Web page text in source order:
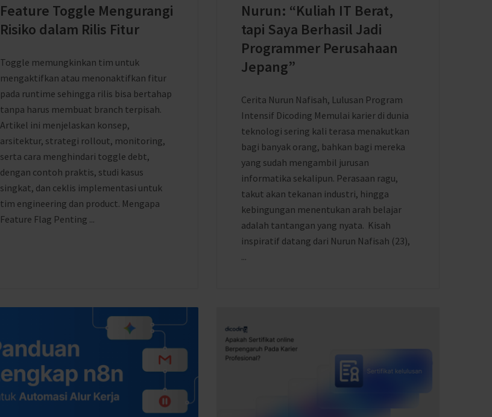
Feature Toggle Mengurangi
Risiko dalam Rilis Fitur
Toggle memungkinkan tim untuk
mengaktifkan atau menonaktifkan fitur
pada runtime sehingga rilis bisa bertahap
tanpa harus membuat branch terpisah.
Artikel ini menjelaskan konsep,
arsitektur, strategi rollout, monitoring,
serta cara menghindari toggle debt,
dengan contoh praktis, studi kasus
singkat, dan ceklis implementasi untuk
tim engineering dan product. Mengapa
Feature Flag Penting ...
Nurun: “Kuliah IT Berat,
tapi Saya Berhasil Jadi
Programmer Perusahaan
Jepang”
Cerita Nurun Nafisah, Lulusan Program
Intensif Dicoding Memulai karier di dunia
teknologi sering kali terasa menakutkan
bagi banyak orang, bahkan bagi mereka
yang sudah mengambil jurusan
informatika sekalipun. Perasaan ragu,
takut akan tekanan industri, hingga
kebingungan menentukan arah belajar
adalah tantangan yang nyata. Kisah
inspiratif datang dari Nurun Nafisah (23),
...